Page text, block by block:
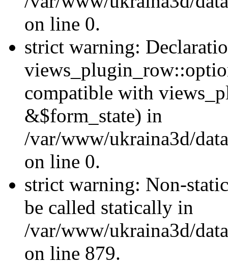
on line 0.
strict warning:
compatible with
&$form_state) in
/var/www/ukraina3d/
on line 0.
strict warning: Non-
be called statically in
/var/www/ukraina3d/
on line 879.